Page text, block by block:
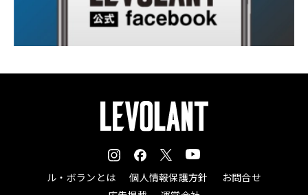
ル・ボランとは 個人情報保護方針
お問合せ